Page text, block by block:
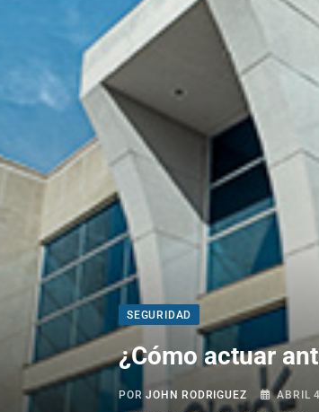
SEGURIDAD
¿Cómo actuar
PORJOHN RODRIGUEZ ABRIL